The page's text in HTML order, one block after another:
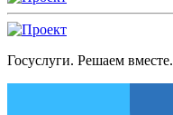
Госуслуги. Решаем вместе.